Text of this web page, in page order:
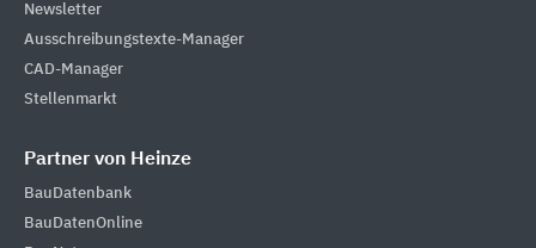
Newsletter
Ausschreibungstexte-Manager
CAD-Manager
Stellenmarkt
Partner von Heinze
BauDatenbank
BauDatenOnline